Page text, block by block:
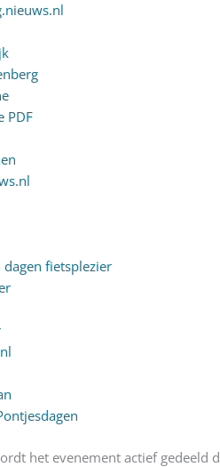
PDF
dagen fietsplezier
het evenement actief